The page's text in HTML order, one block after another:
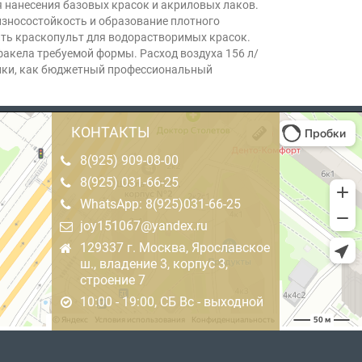
базовых красок и акриловых лаков.
и образование плотного
краскопульт для водорастворимых красок.
требуемой формы. Расход воздуха 156 л/
как бюджетный профессиональный
КОНТАКТЫ
8(925) 909-08-00
8(925) 031-66-25
WhatsApp: 8(925)031-66-25
joy151067@yandex.ru
129337 г. Москва, Ярославское
ш., владение 3, корпус 3,
строение 7
10:00 - 19:00, СБ Вс - выходной